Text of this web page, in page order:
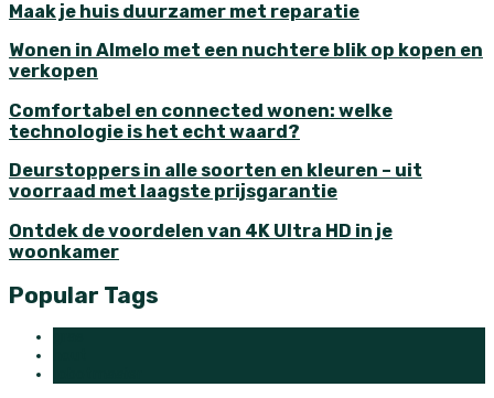
Maak je huis duurzamer met reparatie
Wonen in Almelo met een nuchtere blik op kopen en
verkopen
Comfortabel en connected wonen: welke
technologie is het echt waard?
Deurstoppers in alle soorten en kleuren – uit
voorraad met laagste prijsgarantie
Ontdek de voordelen van 4K Ultra HD in je
woonkamer
Popular Tags